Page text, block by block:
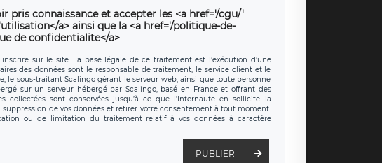
pris connaissance et accepter les <a href='/cgu/'
a> ainsi que la <a href='/politique-de-
de confidentialite</a>
sur le site. La base légale de ce traitement est l’exécution d’une
des données sont le responsable de traitement, le service client et le
le sous-traitant Scalingo gérant le serveur web, ainsi que toute personne
sur un serveur hébergé par Scalingo, basé en France et offrant des
collectées sont conservées jusqu’à ce que l’Internaute en sollicite la
de vos données et retirer votre consentement à tout moment.
ou de limitation du traitement relatif à vos données à caractère
Vous pouvez exercer ces droits auprès du délégué à la protection des
de LÉGAVOX et est joignable à l’adresse mail suivante :
est la société LÉGAVOX, sis 9 rue Léopold Sédar Senghor, joignable à
également le droit d’introduire une réclamation auprès d’une autorité
PUBLIER